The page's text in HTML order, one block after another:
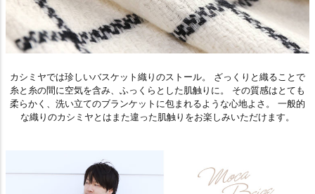
カシミヤでは珍しいバスケット織りのストール。 ざっくりと織ることで
糸と糸の間に空気を含み、ふっくらとした肌触りに。 その質感はとても
柔らかく、洗い立てのブランケットに包まれるような心地よさ。 一般的
な織りのカシミヤとはまた違った肌触りをお楽しみいただけます。